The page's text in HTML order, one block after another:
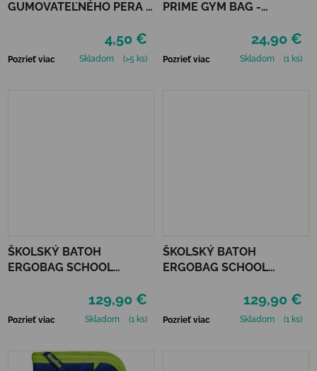
GUMOVATEĽNÉHO PERA 3
4,50 €
Pozrieť viac Skladom (>5 ks)
PRIME GYM BAG -
24,90 €
Pozrieť viac Skladom (1 ks)
ŠKOLSKÝ BATOH
ERGOBAG SCHOOL
FIREBEAR DRAGON129,90 €
Pozrieť viac Skladom (1 ks)
ŠKOLSKÝ BATOH
ERGOBAG SCHOOL
FRONT RUNBEAR129,90 €
Pozrieť viac Skladom (1 ks)